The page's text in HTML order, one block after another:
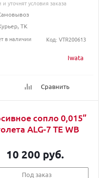
Iwata
Сравнить
и уточнят условия заказа
ТК
в наличии
Код: VTR200613
сопло 0,015”
ALG-7 TE WB
10 200 руб.
Под заказ